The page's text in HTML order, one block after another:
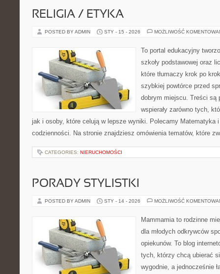
RELIGIA / ETYKA
POSTED BY ADMIN STY - 15 - 2026 MOŻLIWOŚĆ
To portal edukacyjny
szkoły podstawowej oraz
które tłumaczy krok po
szybkiej powtórce przed
dobrym miejscu. Treści są
wspierały zarówno tych,
jak i osoby, które celują w lepsze wyniki. Polecamy Matematyka
codzienności. Na stronie znajdziesz omówienia tematów, które
CATEGORIES: NIERUCHOMOŚCI
PORADY STYLISTKI
POSTED BY ADMIN STY - 14 - 2026 MOŻLIWOŚĆ
Mammamia to rodzinne
dla młodych odkrywców
opiekunów. To blog
tych, którzy chcą ubierać
wygodnie, a jednocześnie